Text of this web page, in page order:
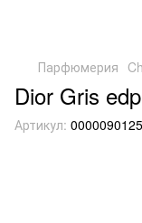
Парфюмерия
Dior Gris
Артикул: 0000090125